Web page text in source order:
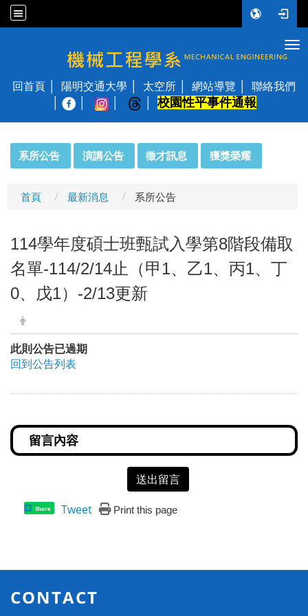
國立陽明交通大學 機械工程學系
回首頁 陽明交通大學 太空所 網站導覽
聯絡我們
校園性平事件通報
系所公告 演講公告 徵才訊息 獲獎榮耀
首頁 最新消息 系所公告
114學年度碩士班甄試入學第8階段備取
名單-114/2/14止（甲1、乙1、丙1、丁
0、戊1）-2/13更新
此則公告已過期
回到公告列表
送出留言
Share Tweet Print this page
CONTACT